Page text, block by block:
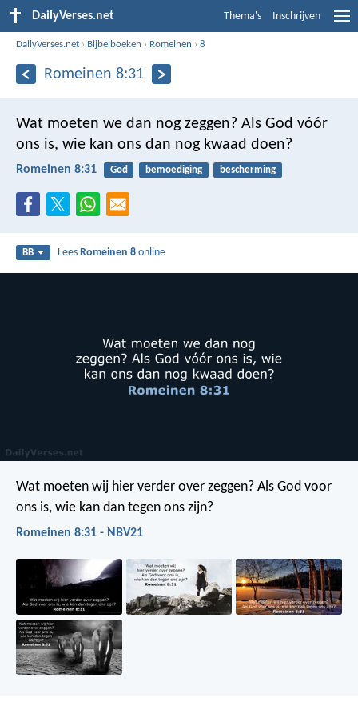
DailyVerses.net Thema's Inschrijven
DailyVerses.net › Bijbelboeken › Romeinen ›8
Romeinen 8:31
Wat moeten we dan nog zeggen? Als God vóór
ons is, wie kan ons dan nog kwaad doen?
Romeinen 8:31 God bemoediging bescherming
BB LeesRomeinen 8 online
Wat moeten wij hier verder over zeggen? Als God voor
ons is, wie kan dan tegen ons zijn?
Romeinen 8:31 - NBV21